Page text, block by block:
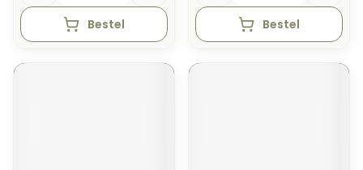
Bestel Bestel